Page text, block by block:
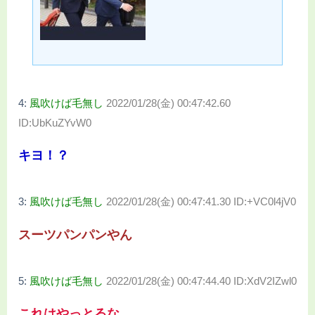
4: 風吹けば毛無し 2022/01/28(金) 00:47:42.60
ID:UbKuZYvW0
キヨ！？
3: 風吹けば毛無し 2022/01/28(金) 00:47:41.30 ID:+VC0l4jV0
スーツパンパンやん
5: 風吹けば毛無し 2022/01/28(金) 00:47:44.40 ID:XdV2IZwl0